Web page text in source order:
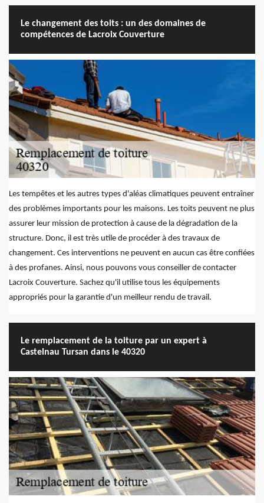
Le changement des toits : un des domaines de
compétences de Lacroix Couverture
Les tempêtes et les autres types d'aléas climatiques peuvent entraîner
des problèmes importants pour les maisons. Les toits peuvent ne plus
assurer leur mission de protection à cause de la dégradation de la
structure. Donc, il est très utile de procéder à des travaux de
changement. Ces interventions ne peuvent en aucun cas être confiées
à des profanes. Ainsi, nous pouvons vous conseiller de contacter
Lacroix Couverture. Sachez qu'il utilise tous les équipements
appropriés pour la garantie d'un meilleur rendu de travail.
Le remplacement de la toiture par un expert à
Castelnau Tursan dans le 40320